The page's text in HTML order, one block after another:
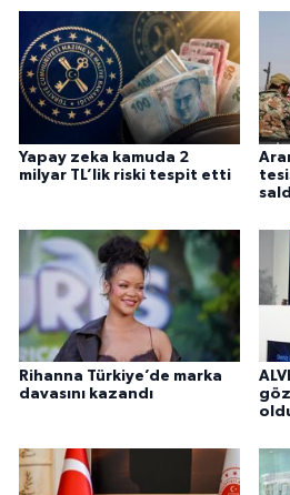
Yapay zeka kamuda 2
milyar TL’lik riski tespit etti
Rihanna Türkiye’de marka
davasını kazandı